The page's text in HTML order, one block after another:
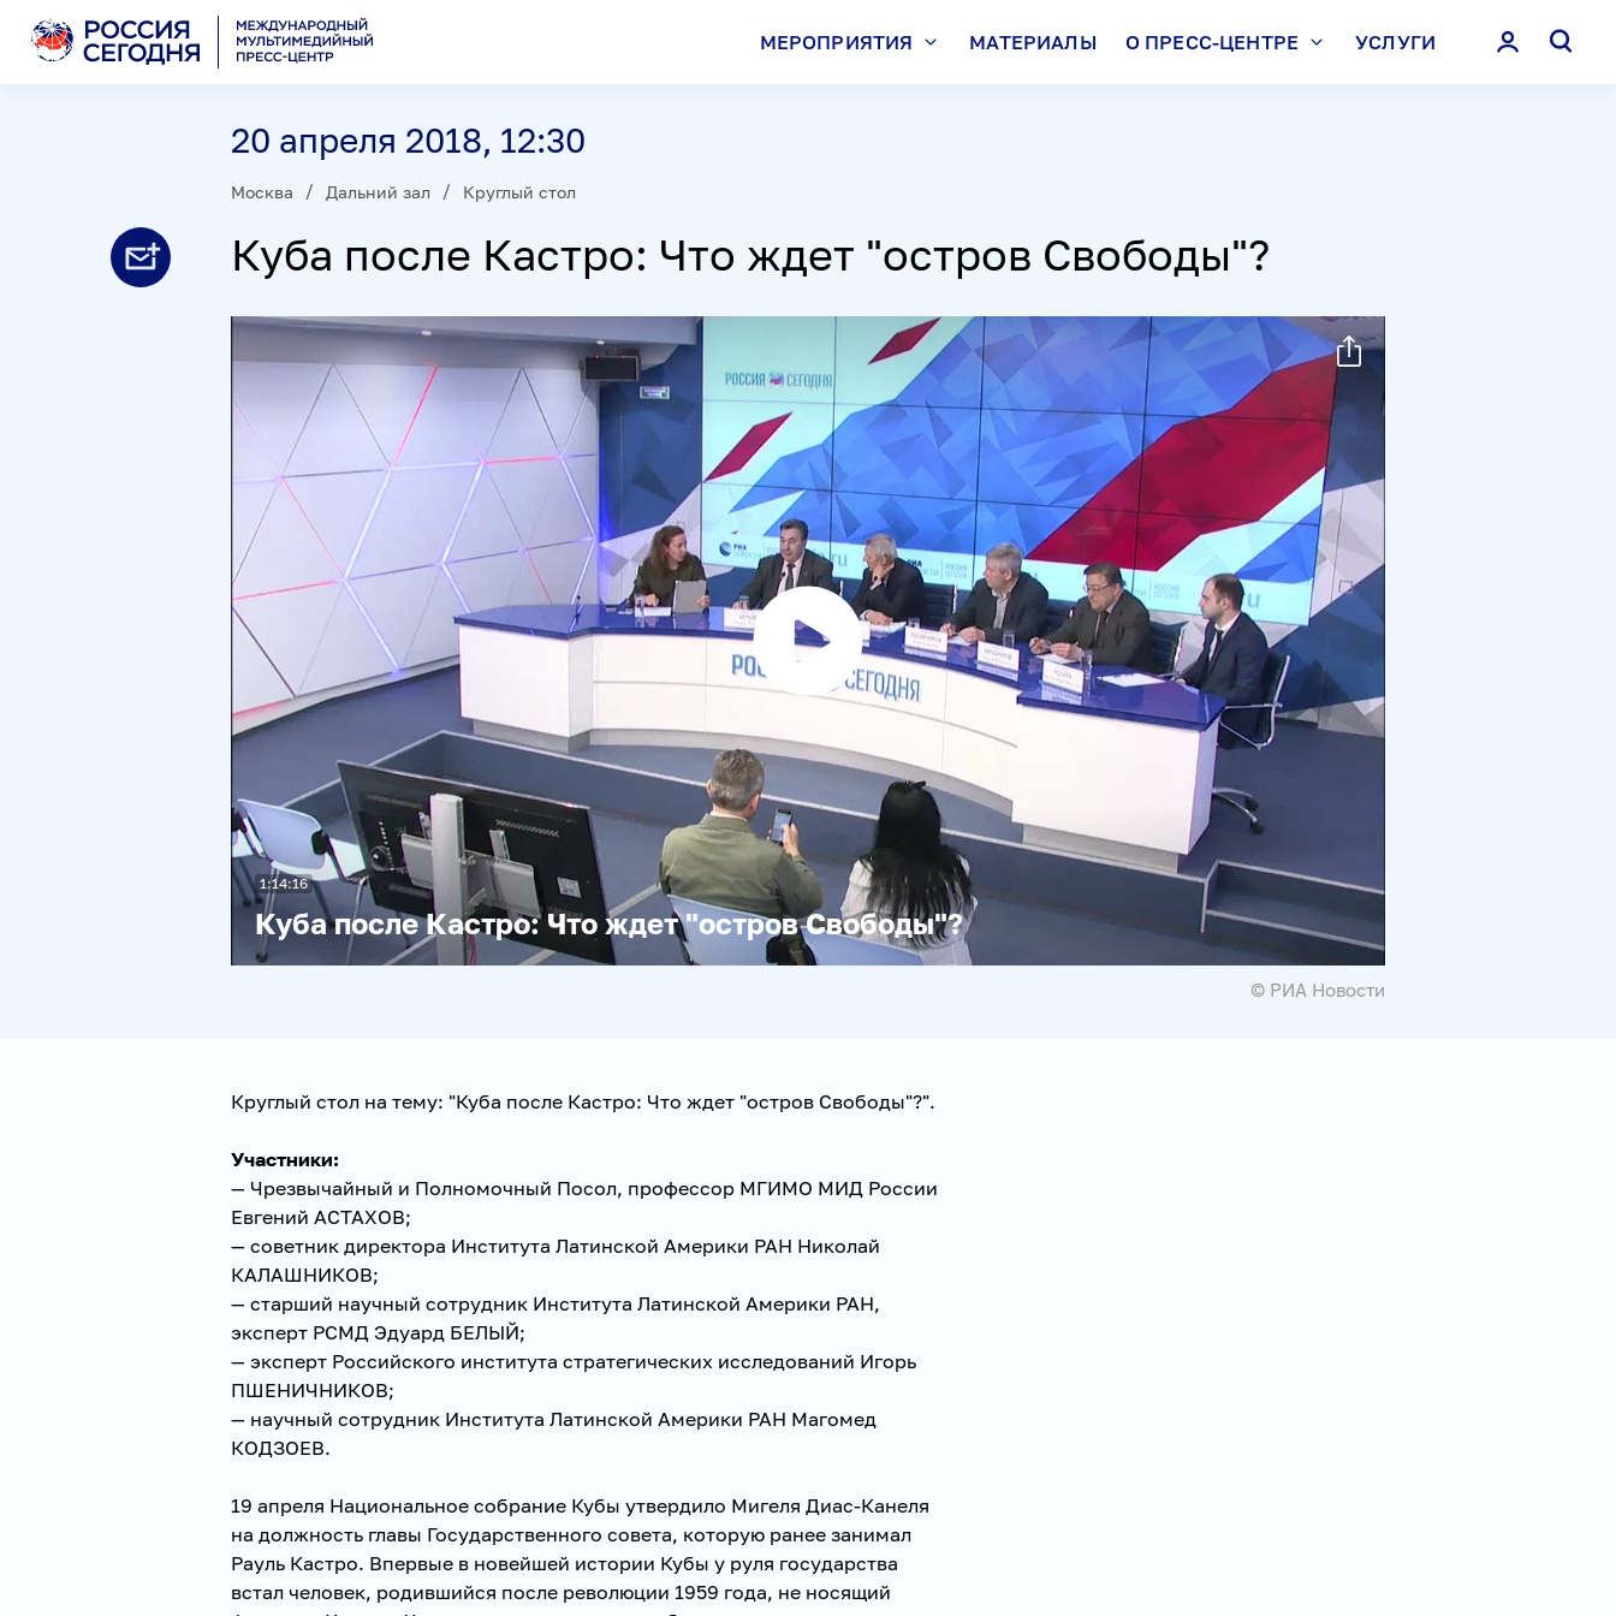
МЕРОПРИЯТИЯ МАТЕРИАЛЫ О ПРЕСС-ЦЕНТРЕ УСЛУГИ
20 апреля 2018, 12:30
Москва Дальний зал Круглый стол
Куба после Кастро: Что ждет "остров Свободы"?
видео
Куба после Кастро: Что ждет "остров Свободы"?
1:14:16
© РИА Новости
Круглый стол на тему: "Куба после Кастро: Что ждет "остров Свободы"?".
Участники:
— Чрезвычайный и Полномочный Посол, профессор МГИМО МИД России
Евгений АСТАХОВ;
— советник директора Института Латинской Америки РАН Николай
КАЛАШНИКОВ;
— старший научный сотрудник Института Латинской Америки РАН,
эксперт РСМД Эдуард БЕЛЫЙ;
— эксперт Российского института стратегических исследований Игорь
ПШЕНИЧНИКОВ;
— научный сотрудник Института Латинской Америки РАН Магомед
КОДЗОЕВ.
19 апреля Национальное собрание Кубы утвердило Мигеля Диас-Канеля
на должность главы Государственного совета, которую ранее занимал
Рауль Кастро. Впервые в новейшей истории Кубы у руля государства
встал человек, родившийся после революции 1959 года, не носящий